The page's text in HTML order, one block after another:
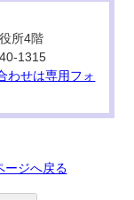
所4階
1315
わせは専用フォ
ージへ戻る